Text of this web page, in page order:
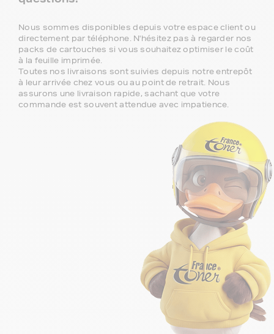
Nous sommes disponibles depuis votre espace client ou
directement par téléphone. N'hésitez pas à regarder nos
packs de cartouches si vous souhaitez optimiser le coût
à la feuille imprimée.
Toutes nos livraisons sont suivies depuis notre entrepôt
à leur arrivée chez vous ou au point de retrait. Nous
assurons une livraison rapide, sachant que votre
commande est souvent attendue avec impatience.